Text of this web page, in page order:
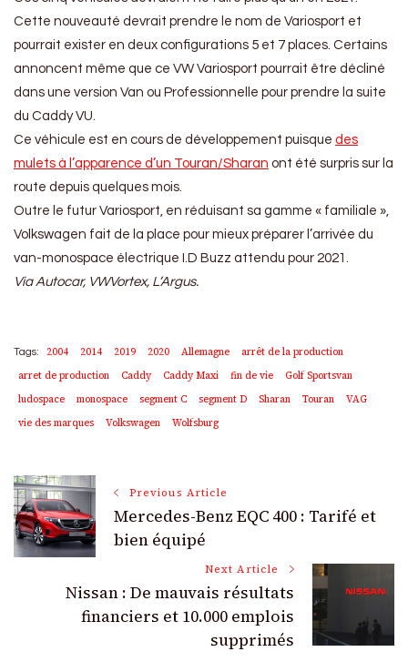
Cette nouveauté devrait prendre le nom de Variosport et
pourrait exister en deux configurations 5 et 7 places. Certains
annoncent même que ce VW Variosport pourrait être décliné
dans une version Van ou Professionnelle pour prendre la suite
du Caddy VU.
Ce véhicule est en cours de développement puisque des
mulets à l’apparence d’un Touran/Sharan ont été surpris sur la
route depuis quelques mois.
Outre le futur Variosport, en réduisant sa gamme « familiale »,
Volkswagen fait de la place pour mieux préparer l’arrivée du
van-monospace électrique I.D Buzz attendu pour 2021.
Via Autocar, VWVortex, L’Argus.
Tags: 2004 2014 2019 2020 Allemagne
arrêt de la production
arret de production
Caddy Caddy Maxi fin de vie
Golf Sportsvan
ludospace
monospace segment C segment D Sharan Touran
VAG
vie des marques
Volkswagen Wolfsburg
Post
Navigation
Previous Article
Mercedes-Benz EQC 400 : Tarifé et
bien équipé
Next Article
Nissan : De mauvais résultats
financiers et 10.000 emplois
supprimés